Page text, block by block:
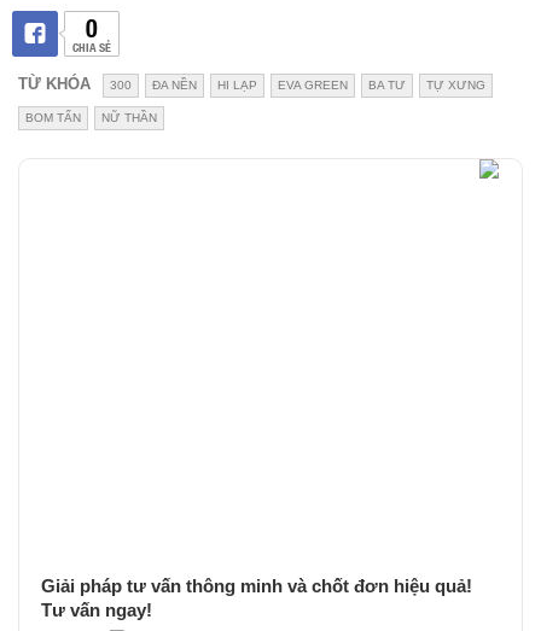
0
CHIA SẺ
TỪ KHÓA 300 ĐA NỀN HI LẠP EVA GREEN BA TƯ TỰ XƯNG
BOM TẤN NỮ THẦN
Giải pháp tư vấn thông minh và chốt đơn hiệu quả!
Tư vấn ngay!